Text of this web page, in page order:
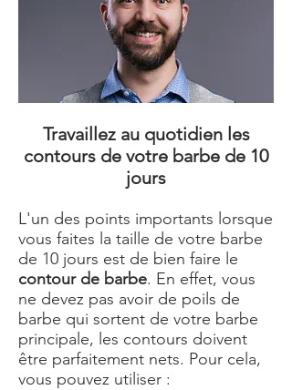
Travaillez au quotidien les
contours de votre barbe de 10
jours
L'un des points importants lorsque
vous faites la taille de votre barbe
de 10 jours est de bien faire le
contour de barbe. En effet, vous
ne devez pas avoir de poils de
barbe qui sortent de votre barbe
principale, les contours doivent
être parfaitement nets. Pour cela,
vous pouvez utiliser :